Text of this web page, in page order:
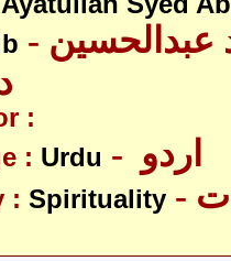
- آیت اللہ سیّد عبدالحسین
:
: Urdu
: Spirituality